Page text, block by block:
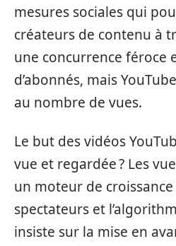
mesures sociales qui
créateurs de contenu à
une concurrence féroce
d’abonnés, mais
au nombre de vues.
Le but des vidéos
vue et regardée ? Les
un moteur de
spectateurs et
insiste sur la mise en